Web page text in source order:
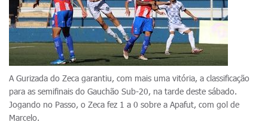
A Gurizada do Zeca garantiu, com mais uma vitória, a classificação
para as semifinais do Gauchão Sub-20, na tarde deste sábado.
Jogando no Passo, o Zeca fez 1 a 0 sobre a Apafut, com gol de
Marcelo.